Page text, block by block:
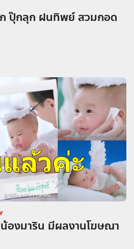
ปุ๊กลุก ฝนทิพย์ สวมกอด
องมาริน มีผลงานโฆษณา